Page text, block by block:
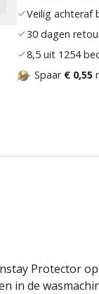
Veilig achteraf
30 dagen
8,5 uit 1254
Spaar € 0,55
Protector
in de